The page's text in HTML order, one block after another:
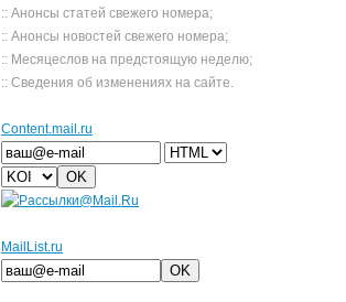
:: Анонсы статей свежего номера;
:: Анонсы новостей свежего номера;
:: Месяцеслов на предстоящую неделю;
:: Сведения об изменениях на сайте.
Сontent.mail.ru
MailList.ru